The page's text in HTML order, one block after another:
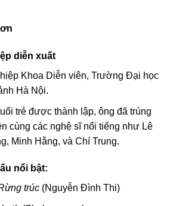
diễn xuất
Khoa Diễn viên, Trường Đại học
Hà Nội.
trẻ được thành lập, ông đã trúng
cùng các nghệ sĩ nổi tiếng như Lê
Minh Hằng, và Chí Trung.
nổi bật:
trúc(Nguyễn Đình Thi)